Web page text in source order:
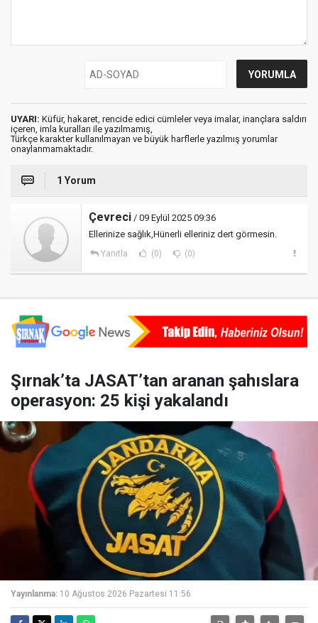
UYARI: Küfür, hakaret, rencide edici cümleler veya imalar, inançlara saldırı
içeren, imla kuralları ile yazılmamış,
Türkçe karakter kullanılmayan ve büyük harflerle yazılmış yorumlar
onaylanmamaktadır.
1 Yorum
Çevreci / 09 Eylül 2025 09:36
Ellerinize sağlık,Hünerli elleriniz dert görmesin.
Yanıtla (0) (0)
Şırnak’ta JASAT’tan aranan şahıslara
operasyon: 25 kişi yakalandı
Yayınlanma: 10 Ağustos 2026 Pazartesi 11:56